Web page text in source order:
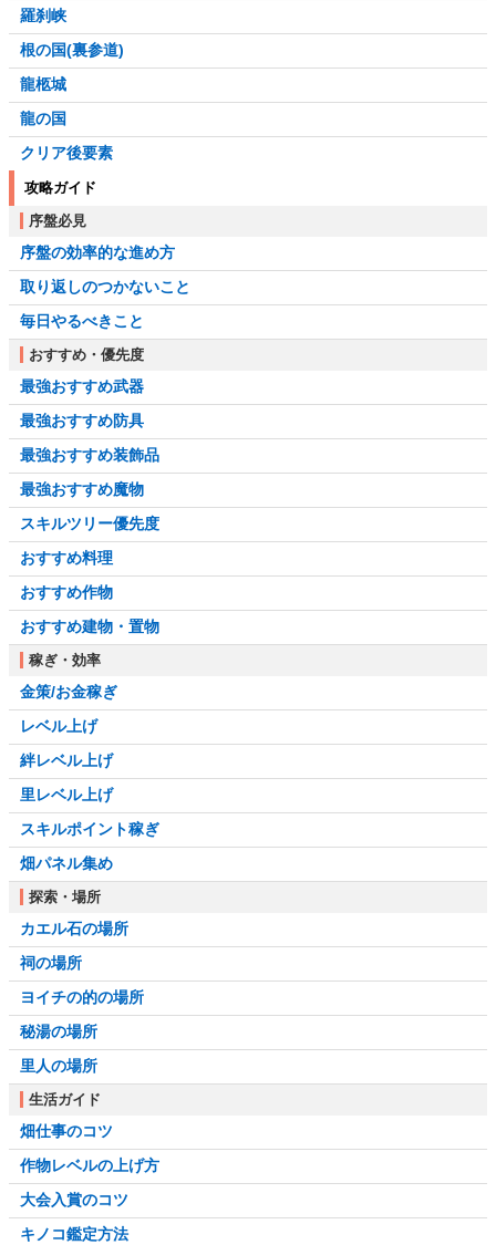
羅刹峡
根の国(裏参道)
龍柩城
龍の国
クリア後要素
攻略ガイド
序盤必見
序盤の効率的な進め方
取り返しのつかないこと
毎日やるべきこと
おすすめ・優先度
最強おすすめ武器
最強おすすめ防具
最強おすすめ装飾品
最強おすすめ魔物
スキルツリー優先度
おすすめ料理
おすすめ作物
おすすめ建物・置物
稼ぎ・効率
金策/お金稼ぎ
レベル上げ
絆レベル上げ
里レベル上げ
スキルポイント稼ぎ
畑パネル集め
探索・場所
カエル石の場所
祠の場所
ヨイチの的の場所
秘湯の場所
里人の場所
生活ガイド
畑仕事のコツ
作物レベルの上げ方
大会入賞のコツ
キノコ鑑定方法